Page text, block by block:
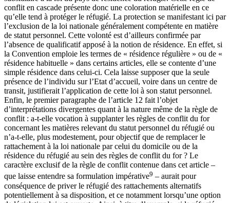
conflit en cascade présente donc une coloration matérielle en ce
qu’elle tend à protéger le réfugié. La protection se manifestant ici par
l’exclusion de la loi nationale généralement compétente en matière
de statut personnel. Cette volonté est d’ailleurs confirmée par
l’absence de qualificatif apposé à la notion de résidence. En effet, si
la Convention emploie les termes de « résidence régulière » ou de «
résidence habituelle » dans certains articles, elle se contente d’une
simple résidence dans celui-ci. Cela laisse supposer que la seule
présence de l’individu sur l’Etat d’accueil, voire dans un centre de
transit, justifierait l’application de cette loi à son statut personnel.
Enfin, le premier paragraphe de l’article 12 fait l’objet
d’interprétations divergentes quant à la nature même de la règle de
conflit : a-t-elle vocation à supplanter les règles de conflit du for
concernant les matières relevant du statut personnel du réfugié ou
n’a-t-elle, plus modestement, pour objectif que de remplacer le
rattachement à la loi nationale par celui du domicile ou de la
résidence du réfugié au sein des règles de conflit du for ? Le
caractère exclusif de la règle de conflit contenue dans cet article –
que laisse entendre sa formulation impérative9 – aurait pour
conséquence de priver le réfugié des rattachements alternatifs
potentiellement à sa disposition, et ce notamment lorsqu’une option